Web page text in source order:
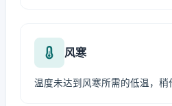
风寒
温度未达到风寒所需的低温，稍